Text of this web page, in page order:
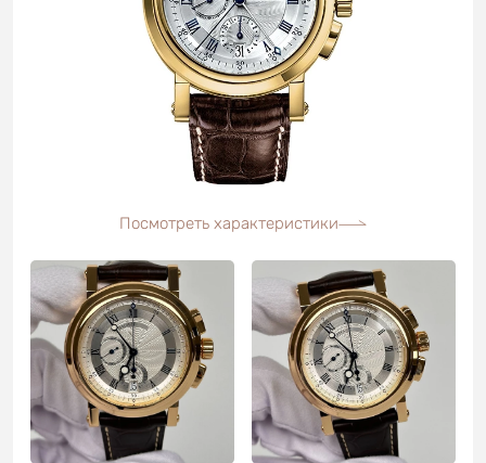
Посмотреть характеристики